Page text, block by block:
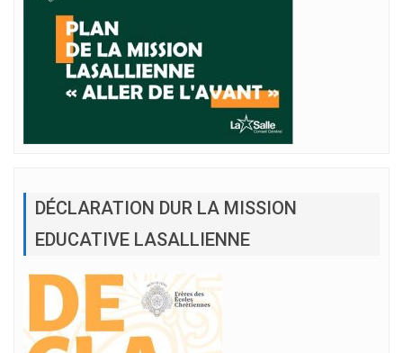
DÉCLARATION DUR LA MISSION
EDUCATIVE LASALLIENNE